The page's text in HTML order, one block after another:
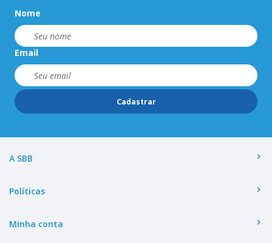
Nome
Email
Cadastrar
A SBB
Políticas
Minha conta